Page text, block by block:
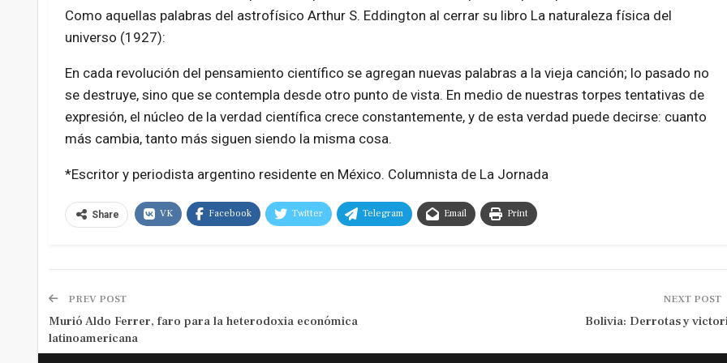
Como aquellas palabras del astrofísico Arthur S. Eddington al cerrar su libro La naturaleza física del
universo (1927):
En cada revolución del pensamiento científico se agregan nuevas palabras a la vieja canción; lo pasado no
se destruye, sino que se contempla desde otro punto de vista. En medio de nuestras torpes tentativas de
expresión, el núcleo de la verdad científica crece constantemente, y de esta verdad puede decirse: cuanto
más cambia, tanto más siguen siendo la misma cosa.
*Escritor y periodista argentino residente en México. Columnista de La Jornada
Share VK Facebook Twitter Telegram Email Print
PREV POST
Murió Aldo Ferrer, faro para la heterodoxia económica
latinoamericana
NEXT POST
Bolivia: Derrotas y